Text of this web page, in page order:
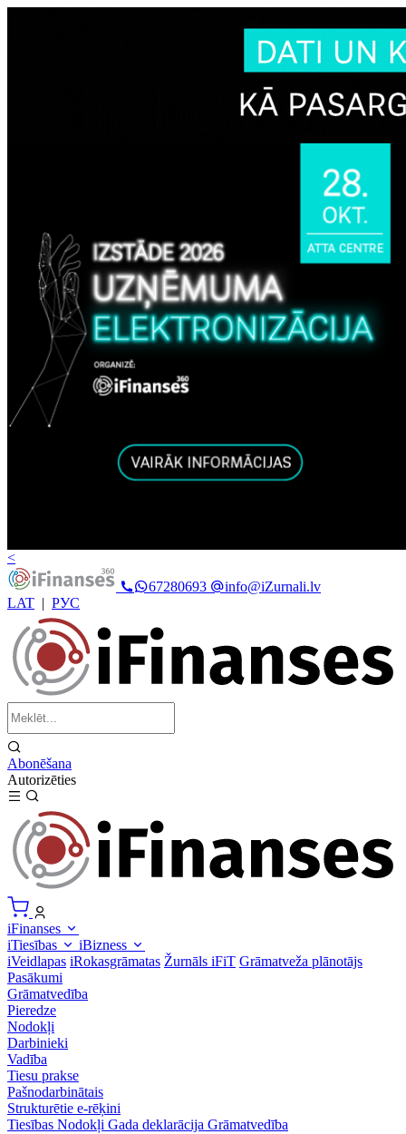
<
67280693
info@iZurnali.lv
LAT | РУС
Abonēšana
Autorizēties
iFinanses
iTiesības
iBizness
iVeidlapas iRokasgrāmatas Žurnāls iFiT Grāmatveža plānotājs
Pasākumi
Grāmatvedība
Pieredze
Nodokļi
Darbinieki
Vadība
Tiesu prakse
Pašnodarbinātais
Strukturētie e-rēķini
Tiesības Nodokļi Gada deklarācija Grāmatvedība